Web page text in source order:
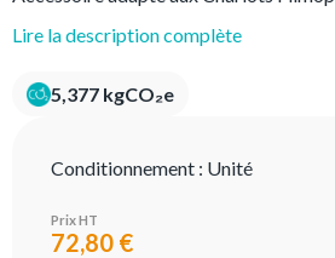
Lire la description complète
5,377 kgCO₂e
Conditionnement : Unité
Prix HT
72,80 €